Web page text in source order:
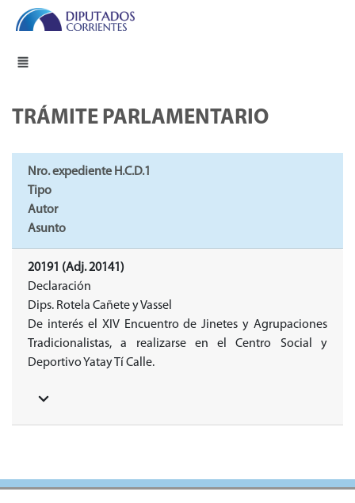
TRÁMITE PARLAMENTARIO
Nro. expediente H.C.D.1
Tipo
Autor
Asunto
20191 (Adj. 20141)
Declaración
Dips. Rotela Cañete y Vassel
De interés el XIV Encuentro de Jinetes y Agrupaciones
Tradicionalistas, a realizarse en el Centro Social y
Deportivo Yatay Tí Calle.